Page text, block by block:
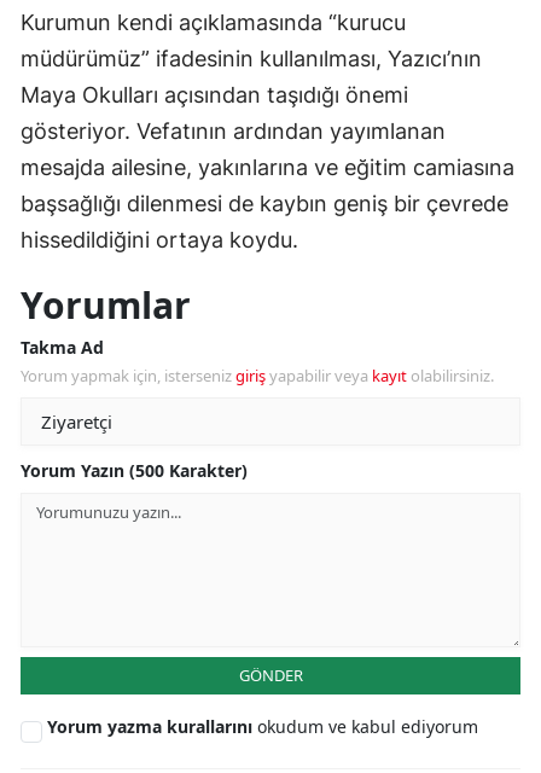
Kurumun kendi açıklamasında “kurucu
müdürümüz” ifadesinin kullanılması, Yazıcı’nın
Maya Okulları açısından taşıdığı önemi
gösteriyor. Vefatının ardından yayımlanan
mesajda ailesine, yakınlarına ve eğitim camiasına
başsağlığı dilenmesi de kaybın geniş bir çevrede
hissedildiğini ortaya koydu.
Yorumlar
Takma Ad
Yorum yapmak için, istersenizgirişyapabilir veya kayıt olabilirsiniz.
Yorum Yazın (500 Karakter)
GÖNDER
Yorum yazma kurallarını okudum ve kabul ediyorum